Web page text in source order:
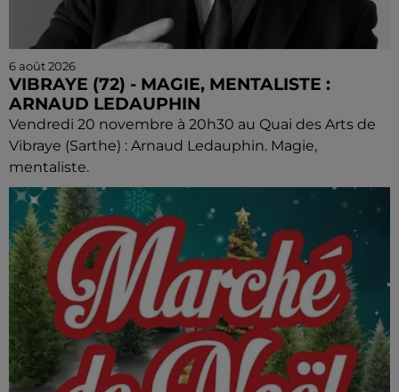
6 août 2026
VIBRAYE (72) - MAGIE, MENTALISTE :
ARNAUD LEDAUPHIN
Vendredi 20 novembre à 20h30 au Quai des Arts de
Vibraye (Sarthe) : Arnaud Ledauphin. Magie,
mentaliste.